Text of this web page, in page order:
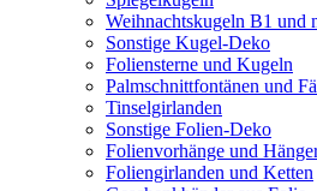
Weihnachtskugeln B1 und
Sonstige Kugel-Deko
Foliensterne und Kugeln
Palmschnittfontänen und
Tinselgirlanden
Sonstige Folien-Deko
Folienvorhänge und
Foliengirlanden und Ketten